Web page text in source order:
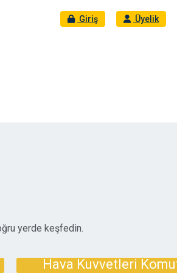
Giriş Üyelik
yerde keşfedin.
Hava Kuvvetleri